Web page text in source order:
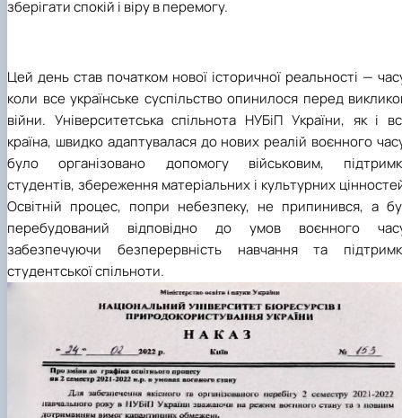
зберігати спокій і віру в перемогу.
Цей день став початком нової історичної реальності —
коли все українське суспільство опинилося перед
війни. Університетська спільнота НУБіП України, як і
країна, швидко адаптувалася до нових реалій воєнного
було організовано допомогу військовим,
студентів, збереження матеріальних і культурних
Освітній процес, попри небезпеку, не припинився, а
перебудований відповідно до умов воєнного
забезпечуючи безперервність навчання та
студентської спільноти.